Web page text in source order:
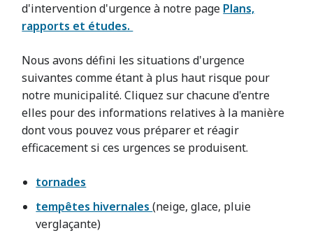
d'intervention d'urgence à notre page Plans,
rapports et études.
Nous avons défini les situations d'urgence
suivantes comme étant à plus haut risque pour
notre municipalité. Cliquez sur chacune d'entre
elles pour des informations relatives à la manière
dont vous pouvez vous préparer et réagir
efficacement si ces urgences se produisent.
tornades
tempêtes hivernales(neige, glace, pluie
verglaçante)